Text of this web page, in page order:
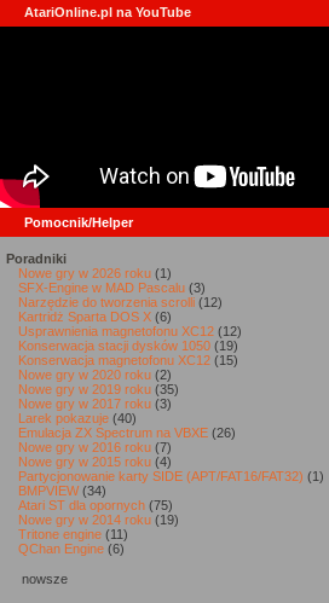
AtariOnline.pl na YouTube
Pomocnik/Helper
Poradniki
Nowe gry w 2026 roku (1)
SFX-Engine w MAD Pascalu (3)
Narzędzie do tworzenia scrolli (12)
Kartridż Sparta DOS X (6)
Usprawnienia magnetofonu XC12 (12)
Konserwacja stacji dysków 1050 (19)
Konserwacja magnetofonu XC12 (15)
Nowe gry w 2020 roku (2)
Nowe gry w 2019 roku (35)
Nowe gry w 2017 roku (3)
Larek pokazuje (40)
Emulacja ZX Spectrum na VBXE (26)
Nowe gry w 2016 roku (7)
Nowe gry w 2015 roku (4)
Partycjonowanie karty SIDE (APT/FAT16/FAT32) (1)
BMPVIEW(34)
Atari ST dla opornych (75)
Nowe gry w 2014 roku (19)
Tritone engine (11)
QChan Engine (6)
nowsze